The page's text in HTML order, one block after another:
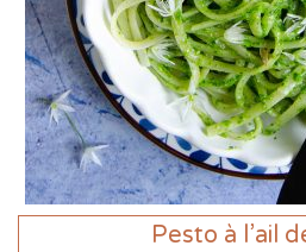
Pesto à l’ail